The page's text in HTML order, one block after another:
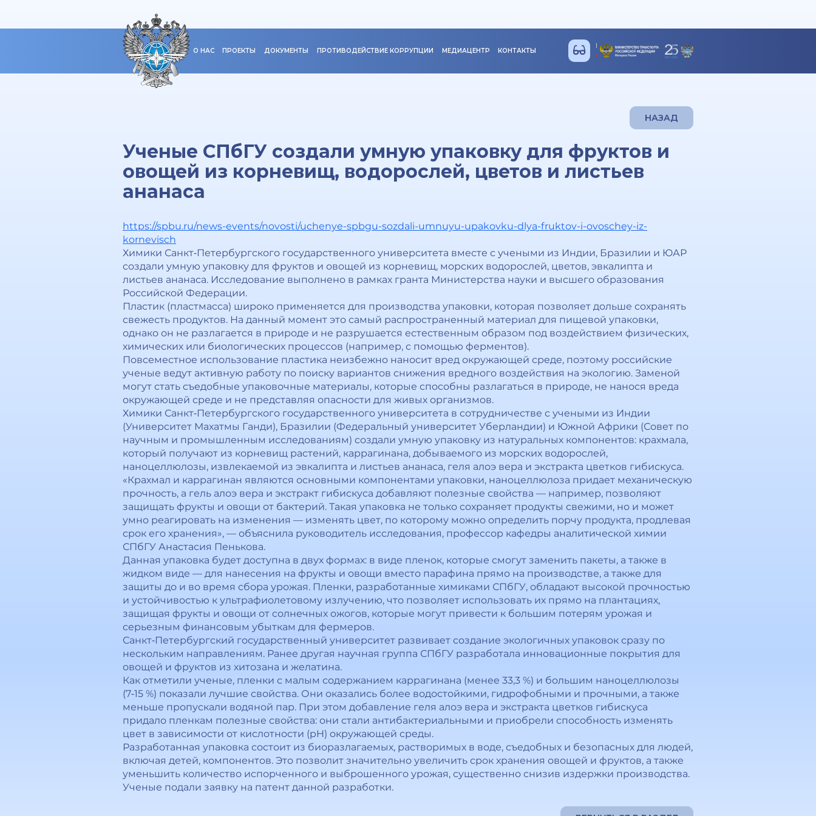
О НАС ПРОЕКТЫ ДОКУМЕНТЫ ПРОТИВОДЕЙСТВИЕ КОРРУПЦИИ МЕДИАЦЕНТР КОНТАКТЫ
НАЗАД
Ученые СПбГУ создали умную упаковку для фруктов и
овощей из корневищ, водорослей, цветов и листьев
ананаса
https://spbu.ru/news-events/novosti/uchenye-spbgu-sozdali-umnuyu-upakovku-dlya-fruktov-i-ovoschey-iz-
kornevisch
Химики Санкт‑Петербургского государственного университета вместе с учеными из Индии, Бразилии и ЮАР
создали умную упаковку для фруктов и овощей из корневищ, морских водорослей, цветов, эвкалипта и
листьев ананаса. Исследование выполнено в рамках гранта Министерства науки и высшего образования
Российской Федерации.
Пластик (пластмасса) широко применяется для производства упаковки, которая позволяет дольше сохранять
свежесть продуктов. На данный момент это самый распространенный материал для пищевой упаковки,
однако он не разлагается в природе и не разрушается естественным образом под воздействием физических,
химических или биологических процессов (например, с помощью ферментов).
Повсеместное использование пластика неизбежно наносит вред окружающей среде, поэтому российские
ученые ведут активную работу по поиску вариантов снижения вредного воздействия на экологию. Заменой
могут стать съедобные упаковочные материалы, которые способны разлагаться в природе, не нанося вреда
окружающей среде и не представляя опасности для живых организмов.
Химики Санкт‑Петербургского государственного университета в сотрудничестве с учеными из Индии
(Университет Махатмы Ганди), Бразилии (Федеральный университет Уберландии) и Южной Африки (Совет по
научным и промышленным исследованиям) создали умную упаковку из натуральных компонентов: крахмала,
который получают из корневищ растений, каррагинана, добываемого из морских водорослей,
наноцеллюлозы, извлекаемой из эвкалипта и листьев ананаса, геля алоэ вера и экстракта цветков гибискуса.
«Крахмал и каррагинан являются основными компонентами упаковки, наноцеллюлоза придает механическую
прочность, а гель алоэ вера и экстракт гибискуса добавляют полезные свойства — например, позволяют
защищать фрукты и овощи от бактерий. Такая упаковка не только сохраняет продукты свежими, но и может
умно реагировать на изменения — изменять цвет, по которому можно определить порчу продукта, продлевая
срок его хранения», — объяснила руководитель исследования, профессор кафедры аналитической химии
СПбГУ Анастасия Пенькова.
Данная упаковка будет доступна в двух формах: в виде пленок, которые смогут заменить пакеты, а также в
жидком виде — для нанесения на фрукты и овощи вместо парафина прямо на производстве, а также для
защиты до и во время сбора урожая. Пленки, разработанные химиками СПбГУ, обладают высокой прочностью
и устойчивостью к ультрафиолетовому излучению, что позволяет использовать их прямо на плантациях,
защищая фрукты и овощи от солнечных ожогов, которые могут привести к большим потерям урожая и
серьезным финансовым убыткам для фермеров.
Санкт‑Петербургский государственный университет развивает создание экологичных упаковок сразу по
нескольким направлениям. Ранее другая научная группа СПбГУ разработала инновационные покрытия для
овощей и фруктов из хитозана и желатина.
Как отметили ученые, пленки с малым содержанием каррагинана (менее 33,3 %) и большим наноцеллюлозы
(7‑15 %) показали лучшие свойства. Они оказались более водостойкими, гидрофобными и прочными, а также
меньше пропускали водяной пар. При этом добавление геля алоэ вера и экстракта цветков гибискуса
придало пленкам полезные свойства: они стали антибактериальными и приобрели способность изменять
цвет в зависимости от кислотности (pH) окружающей среды.
Разработанная упаковка состоит из биоразлагаемых, растворимых в воде, съедобных и безопасных для людей,
включая детей, компонентов. Это позволит значительно увеличить срок хранения овощей и фруктов, а также
уменьшить количество испорченного и выброшенного урожая, существенно снизив издержки производства.
Ученые подали заявку на патент данной разработки.